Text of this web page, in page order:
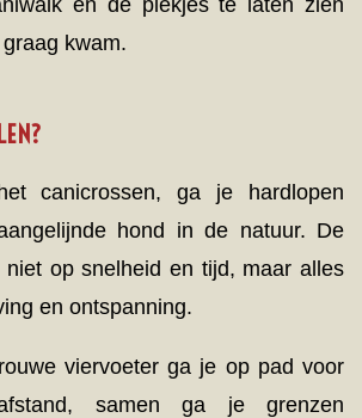
kwam.
canicrossen, ga je hardlopen
hond in de natuur. De
op snelheid en tijd, maar alles
en ontspanning.
viervoeter ga je op pad voor
samen ga je grenzen